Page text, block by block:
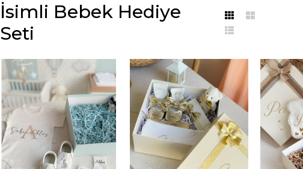
İsimli Bebek Hediye
Seti
JEEYMI BABY
Beyaz
Hediye